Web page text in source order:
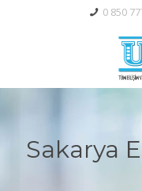
0 850
Sakarya